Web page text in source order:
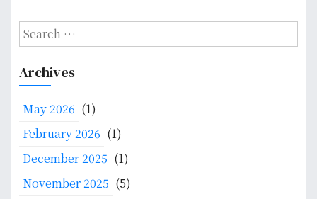
S
e
r
h
Archives
May 2026 (1)
February 2026 (1)
December 2025 (1)
November 2025 (5)